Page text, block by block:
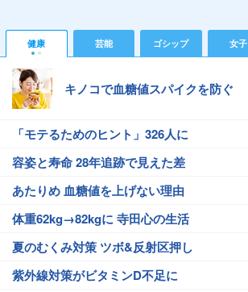
健康 芸能 ゴシップ 女子
キノコで血糖値スパイクを防ぐ
「モテるためのヒント」326人に
容姿と寿命 28年追跡で見えた差
あたりめ 血糖値を上げない理由
体重62kg→82kgに 寺田心の生活
夏のむくみ対策 ツボ&反射区押し
紫外線対策がビタミンD不足に